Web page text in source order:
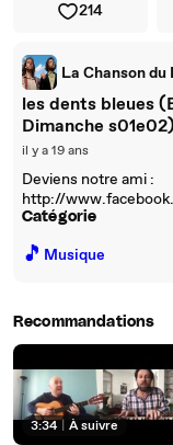
214
La Chanson du
les dents bleues
Dimanche s01e02)
il y a 19 ans
Deviens notre ami :
http://
Catégorie
🎵 Musique
Recommandations
3:34 À suivre